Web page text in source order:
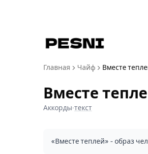
Главная Чайф Вместе
Вместе
Аккорды·текст
«Вместе теплей» - образ